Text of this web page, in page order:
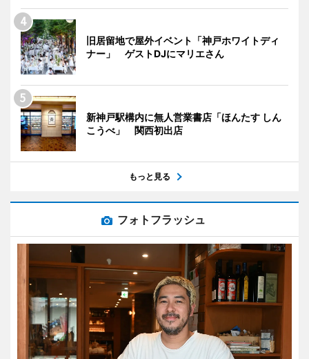
旧居留地で屋外イベント「神戸ホワイトディ
ナー」 ゲストDJにマリエさん
新神戸駅構内に無人営業書店「ほんたす しん
こうべ」 関西初出店
もっと見る
フォトフラッシュ